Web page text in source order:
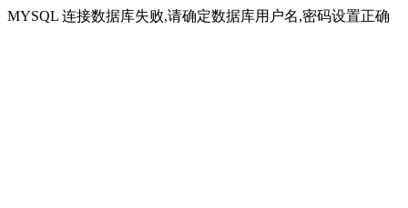
MYSQL 连接数据库失败,请确定数据库用户名,密码设置正确